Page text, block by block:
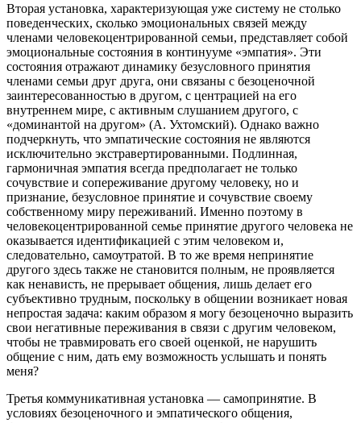
Вторая установка, характеризующая уже систему не столько
поведенческих, сколько эмоциональных связей между
членами человекоцентрированной семьи, представляет собой
эмоциональные состояния в континууме «эмпатия». Эти
состояния отражают динамику безусловного принятия
членами семьи друг друга, они связаны с безоценочной
заинтересованностью в другом, с центрацией на его
внутреннем мире, с активным слушанием другого, с
«доминантой на другом» (А. Ухтомский). Однако важно
подчеркнуть, что эмпатические состояния не являются
исключительно экстравертированными. Подлинная,
гармоничная эмпатия всегда предполагает не только
сочувствие и сопереживание другому человеку, но и
признание, безусловное принятие и сочувствие своему
собственному миру переживаний. Именно поэтому в
человекоцентрированной семье принятие другого человека не
оказывается идентификацией с этим человеком и,
следовательно, самоутратой. В то же время непринятие
другого здесь также не становится полным, не проявляется
как ненависть, не прерывает общения, лишь делает его
субъективно трудным, поскольку в общении возникает новая
непростая задача: каким образом я могу безоценочно выразить
свои негативные переживания в связи с другим человеком,
чтобы не травмировать его своей оценкой, не нарушить
общение с ним, дать ему возможность услышать и понять
меня?
Третья коммуникативная установка — самопринятие. В
условиях безоценочного и эмпатического общения,